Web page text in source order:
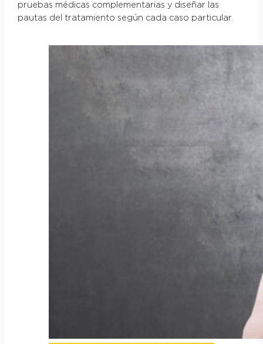
pruebas médicas complementarias y diseñar las
pautas del tratamiento según cada caso particular.